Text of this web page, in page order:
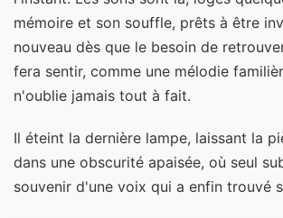
mémoire et son souffle, prêts à être
nouveau dès que le besoin de
fera sentir, comme une mélodie
n'oublie jamais tout à fait.
Il éteint la dernière lampe, laissant la
dans une obscurité apaisée, où seul
souvenir d'une voix qui a enfin trouvé